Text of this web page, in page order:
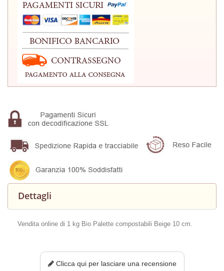
Dettagli
Vendita online di 1 kg Bio Palette compostabili Beige 10 cm.
Clicca qui per lasciare una recensione